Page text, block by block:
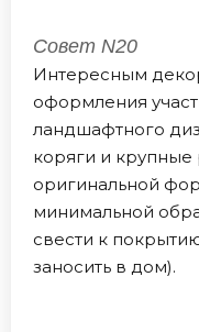
Совет N20
Интересным
оформления
ландшафтного
коряги и крупные
оригинальной
минимальной
свести к
заносить в дом).